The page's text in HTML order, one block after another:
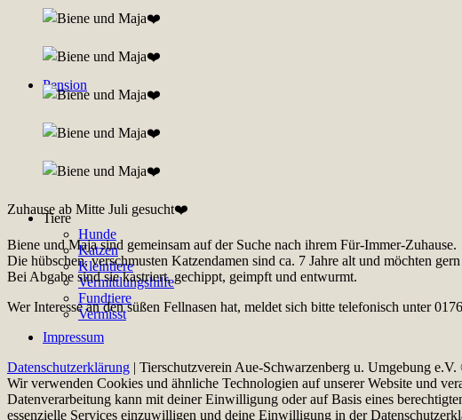
Pension
Tiere
Hunde
Katzen
Kleintiere
Vermittlungshilfe
Fundtiere
Vermisst
Zuhause ab Mitte Juli gesucht❤️
Biene und Maja sind gemeinsam auf der Suche nach ihrem Für-Immer-Zuhause.
Die hübschen, verschmusten Katzendamen sind ca. 7 Jahre alt und möchten
Bei Abgabe sind sie kastriert, gechippt, geimpft und entwurmt.
Wer Interesse an den süßen Fellnasen hat, meldet sich bitte telefonisch unter
Impressum
Datenschutzerklärung | Tierschutzverein Aue-Schwarzenberg u. Umgebung
Wir verwenden Cookies und ähnliche Technologien auf unserer Website und
Datenverarbeitung kann mit deiner Einwilligung oder auf Basis eines
essenzielle Services einzuwilligen und deine Einwilligung in der